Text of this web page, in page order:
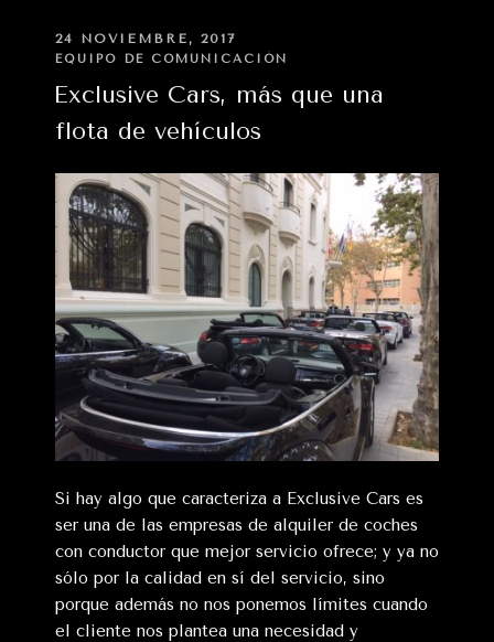
de
coches
de
lujo
con
en
distintas
provincias»
PUBLICADO
EN
24 NOVIEMBRE, 2017
EQUIPO DE COMUNICACIÓN
Exclusive Cars, más que una
flota de vehículos
Si hay algo que caracteriza a Exclusive Cars es
ser una de las empresas de alquiler de coches
con conductor que mejor servicio ofrece; y ya no
sólo por la calidad en sí del servicio, sino
porque además no nos ponemos límites cuando
el cliente nos plantea una necesidad y